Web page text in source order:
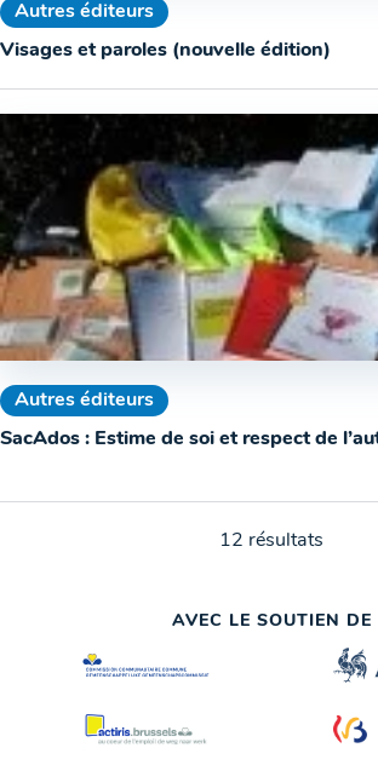
Autres éditeurs
Visages et paroles (nouvelle édition)
Autres éditeurs
SacAdos : Estime de soi et respect de
12 résultats
AVEC LE SOUTIEN DE